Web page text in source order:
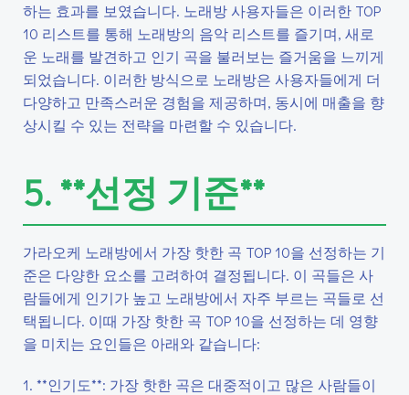
하는 효과를 보였습니다. 노래방 사용자들은 이러한 TOP
10 리스트를 통해 노래방의 음악 리스트를 즐기며, 새로
운 노래를 발견하고 인기 곡을 불러보는 즐거움을 느끼게
되었습니다. 이러한 방식으로 노래방은 사용자들에게 더
다양하고 만족스러운 경험을 제공하며, 동시에 매출을 향
상시킬 수 있는 전략을 마련할 수 있습니다.
5. **선정 기준**
가라오케 노래방에서 가장 핫한 곡 TOP 10을 선정하는 기
준은 다양한 요소를 고려하여 결정됩니다. 이 곡들은 사
람들에게 인기가 높고 노래방에서 자주 부르는 곡들로 선
택됩니다. 이때 가장 핫한 곡 TOP 10을 선정하는 데 영향
을 미치는 요인들은 아래와 같습니다:
1. **인기도**: 가장 핫한 곡은 대중적이고 많은 사람들이